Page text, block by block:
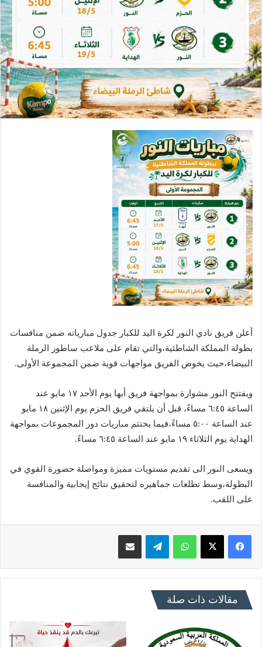
أعلن فريق نادي النور لكرة اليد للكبار جدول مبارياته ضمن منافسات
بطولة المملكة الشاطئية،والتي تقام على ملاعب ساطور الرملة
البيضاء،حيث يخوض الفريق مواجهات قوية ضمن المجموعة الأولى.
ويفتتح النور مشوارة بمواجهة فريق أبها يوم الأحد ١٧ مايو عند
الساعة ٦:٤٥ مساءً، قبل أن يلتقي فريق الحزم يوم الإثنين ١٨ مايو
عند الساعة ٥:٠٠ مساءً،فيما يختتم مباريات دور المجموعات بمواجهة
الهداية يوم الثلاثاء ١٩ مايو عند الساعة ٦:٤٥ مساءً.
ويسعى النور الى تقديم مستويات مميزة ومواصلة حضورة القوي في
البطولة،وسط تطلعات جماهيره لتحقيق نتائج إيجابية والمنافسة
على اللقب.
فيسبوك X واتساب تيلقرام
مقالات ذات صلة